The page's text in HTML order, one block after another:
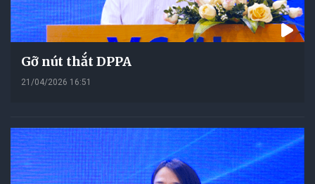
Gỡ nút thắt DPPA
21/04/2026 16:51